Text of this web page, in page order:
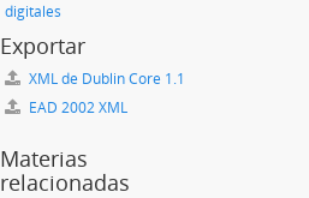
digitales
Exportar
XML de Dublin Core 1.1
EAD 2002 XML
Materias
relacionadas